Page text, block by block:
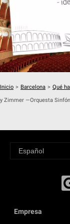
Inicio > Barcelona > Qué
y Zimmer —Orquesta
Empresa